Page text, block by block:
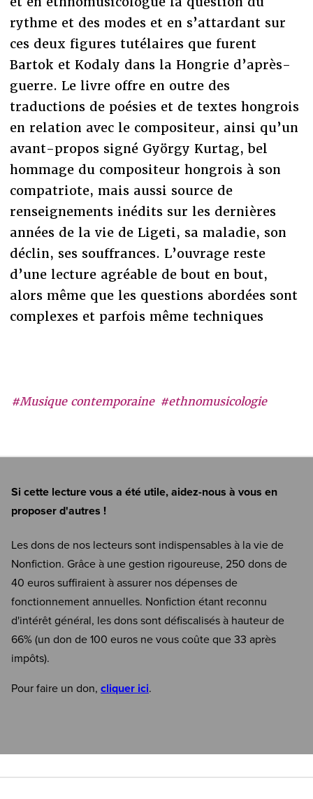
#Musique contemporaine #ethnomusicologie
rythme et des modes et en s’attardant sur
ces deux figures tutélaires que furent
Bartok et Kodaly dans la Hongrie d’après-
guerre. Le livre offre en outre des
traductions de poésies et de textes hongrois
en relation avec le compositeur, ainsi qu’un
avant-propos signé György Kurtag, bel
hommage du compositeur hongrois à son
compatriote, mais aussi source de
renseignements inédits sur les dernières
années de la vie de Ligeti, sa maladie, son
déclin, ses souffrances. L’ouvrage reste
d’une lecture agréable de bout en bout,
alors même que les questions abordées sont
complexes et parfois même techniques
Si cette lecture vous a été utile, aidez-nous à vous en
proposer d'autres !
Les dons de nos lecteurs sont indispensables à la vie de
Nonfiction. Grâce à une gestion rigoureuse, 250 dons de
40 euros suffiraient à assurer nos dépenses de
fonctionnement annuelles. Nonfiction étant reconnu
d'intérêt général, les dons sont défiscalisés à hauteur de
66% (un don de 100 euros ne vous coûte que 33 après
impôts).
Pour faire un don, cliquer ici.